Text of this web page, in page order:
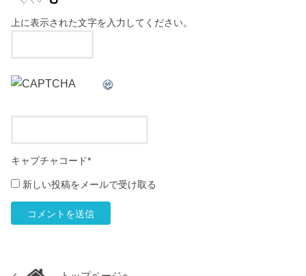
上に表示された文字を入力してください。
キャプチャコード*
新しい投稿をメールで受け取る